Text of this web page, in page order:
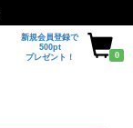
新規会員登録で
500pt
プレゼント！
0